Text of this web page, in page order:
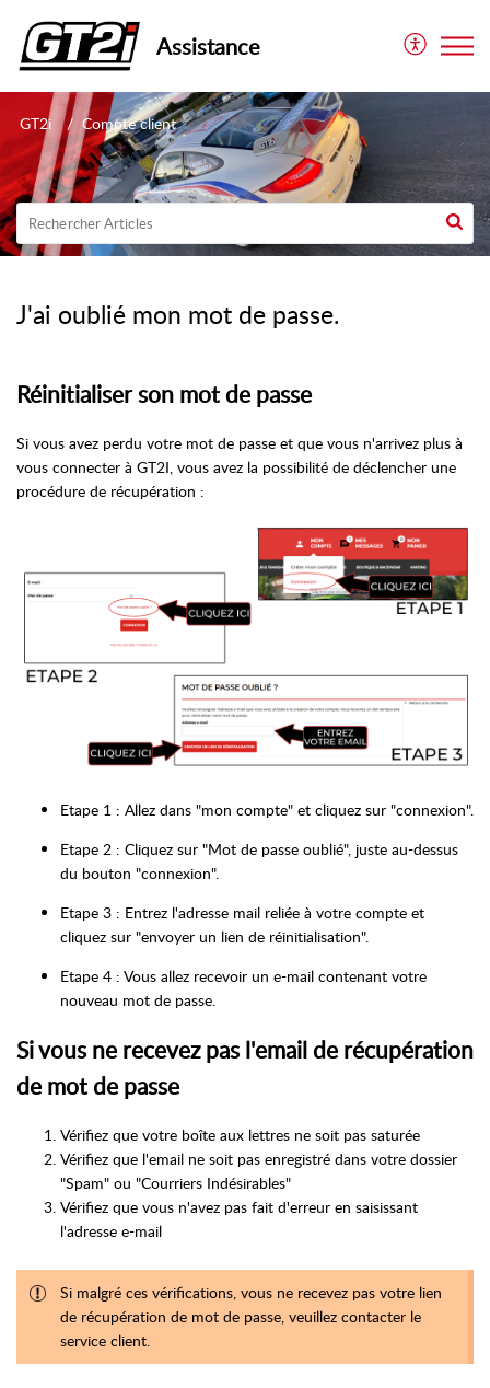
Assistance
GT2i Compte client
J'ai oublié mon mot de passe.
Réinitialiser son mot de passe
Si vous avez perdu votre mot de passe et que vous n'arrivez plus à
vous connecter à GT2I, vous avez la possibilité de déclencher une
procédure de récupération :
Etape 1 : Allez dans "mon compte" et cliquez sur "connexion".
Etape 2 : Cliquez sur "Mot de passe oublié", juste au-dessus
du bouton "connexion".
Etape 3 : Entrez l'adresse mail reliée à votre compte et
cliquez sur "envoyer un lien de réinitialisation".
Etape 4 : Vous allez recevoir un e-mail contenant votre
nouveau mot de passe.
Si vous ne recevez pas l'email de récupération
de mot de passe
Vérifiez que votre boîte aux lettres ne soit pas saturée
Vérifiez que l'email ne soit pas enregistré dans votre dossier
"Spam" ou "Courriers Indésirables"
Vérifiez que vous n'avez pas fait d'erreur en saisissant
l'adresse e-mail
Si malgré ces vérifications, vous ne recevez pas votre lien
de récupération de mot de passe, veuillez contacter le
service client.